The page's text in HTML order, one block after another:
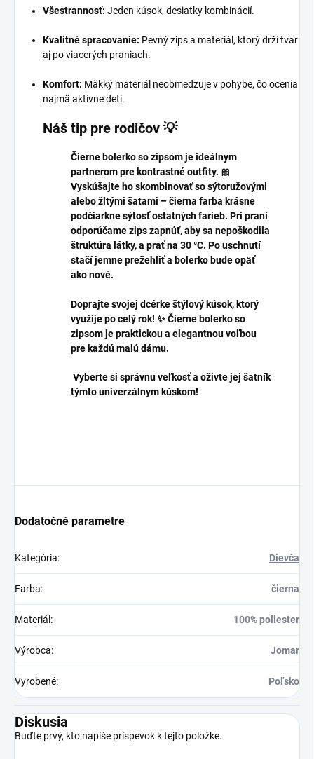
Všestrannosť: Jeden kúsok, desiatky kombinácií.
Kvalitné spracovanie: Pevný zips a materiál, ktorý drží tvar
aj po viacerých praniach.
Komfort: Mäkký materiál neobmedzuje v pohybe, čo ocenia
najmä aktívne deti.
Náš tip pre rodičov 💡
Čierne bolerko so zipsom je ideálnym
partnerom pre kontrastné outfity. 🎀
Vyskúšajte ho skombinovať so sýtoružovými
alebo žltými šatami – čierna farba krásne
podčiarkne sýtosť ostatných farieb. Pri praní
odporúčame zips zapnúť, aby sa nepoškodila
štruktúra látky, a prať na 30 °C. Po uschnutí
stačí jemne prežehliť a bolerko bude opäť
ako nové.
Doprajte svojej dcérke štýlový kúsok, ktorý
využije po celý rok! ✨ Čierne bolerko so
zipsom je praktickou a elegantnou voľbou
pre každú malú dámu.
Vyberte si správnu veľkosť a oživte jej šatník
týmto univerzálnym kúskom!
Dodatočné parametre
Kategória: Dievča
Farba: čierna
Materiál : 100% poliester
Výrobca: Jomar
Vyrobené: Poľsko
Diskusia
Buďte prvý, kto napíše príspevok k tejto položke.